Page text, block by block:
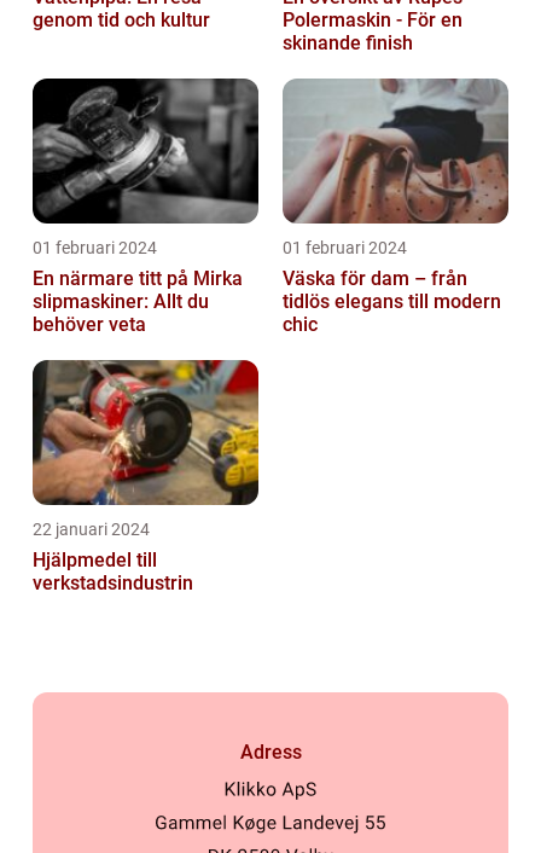
genom tid och kultur
Polermaskin - För en
skinande finish
01 februari 2024
En närmare titt på Mirka
slipmaskiner: Allt du
behöver veta
01 februari 2024
Väska för dam – från
tidlös elegans till modern
chic
22 januari 2024
Hjälpmedel till
verkstadsindustrin
Adress